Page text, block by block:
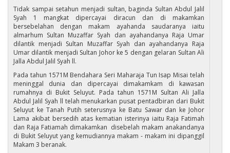
Tidak sampai setahun menjadi sultan, baginda Sultan Abdul Jalil
Syah 1 mangkat dipercayai diracun dan di makamkan
bersebelahan dengan makam ayahanda saudaranya iaitu
almarhum Sultan Muzaffar Syah dan ayahandanya Raja Umar
dilantik menjadi Sultan Muzaffar Syah dan ayahandanya Raja
Umar dilantik menjadi Sultan Johor ke 5 dengan gelaran Sultan Ali
Jalla Abdul Jalil Syah ll.
Pada tahun 1571M Bendahara Seri Maharaja Tun Isap Misai telah
meninggal dunia dan dipercayai dimakamkam di kawasan
rumahnya di Bukit Seluyut. Pada tahun 1571M Sultan Ali Jalla
Abdul Jalil Syah ll telah menukarkan pusat pentadbiran dari Bukit
Seluyut ke Tanah Putih seterusnya ke Batu Sawar dan ke Johor
Lama akibat bersedih atas kematian isterinya iaitu Raja Fatimah
dan Raja Fatiamah dimakamkan disebelah makam anakandanya
di Bukit Seluyut yang kemudiannya makam - makam ini dipanggil
Makam 3 beranak.